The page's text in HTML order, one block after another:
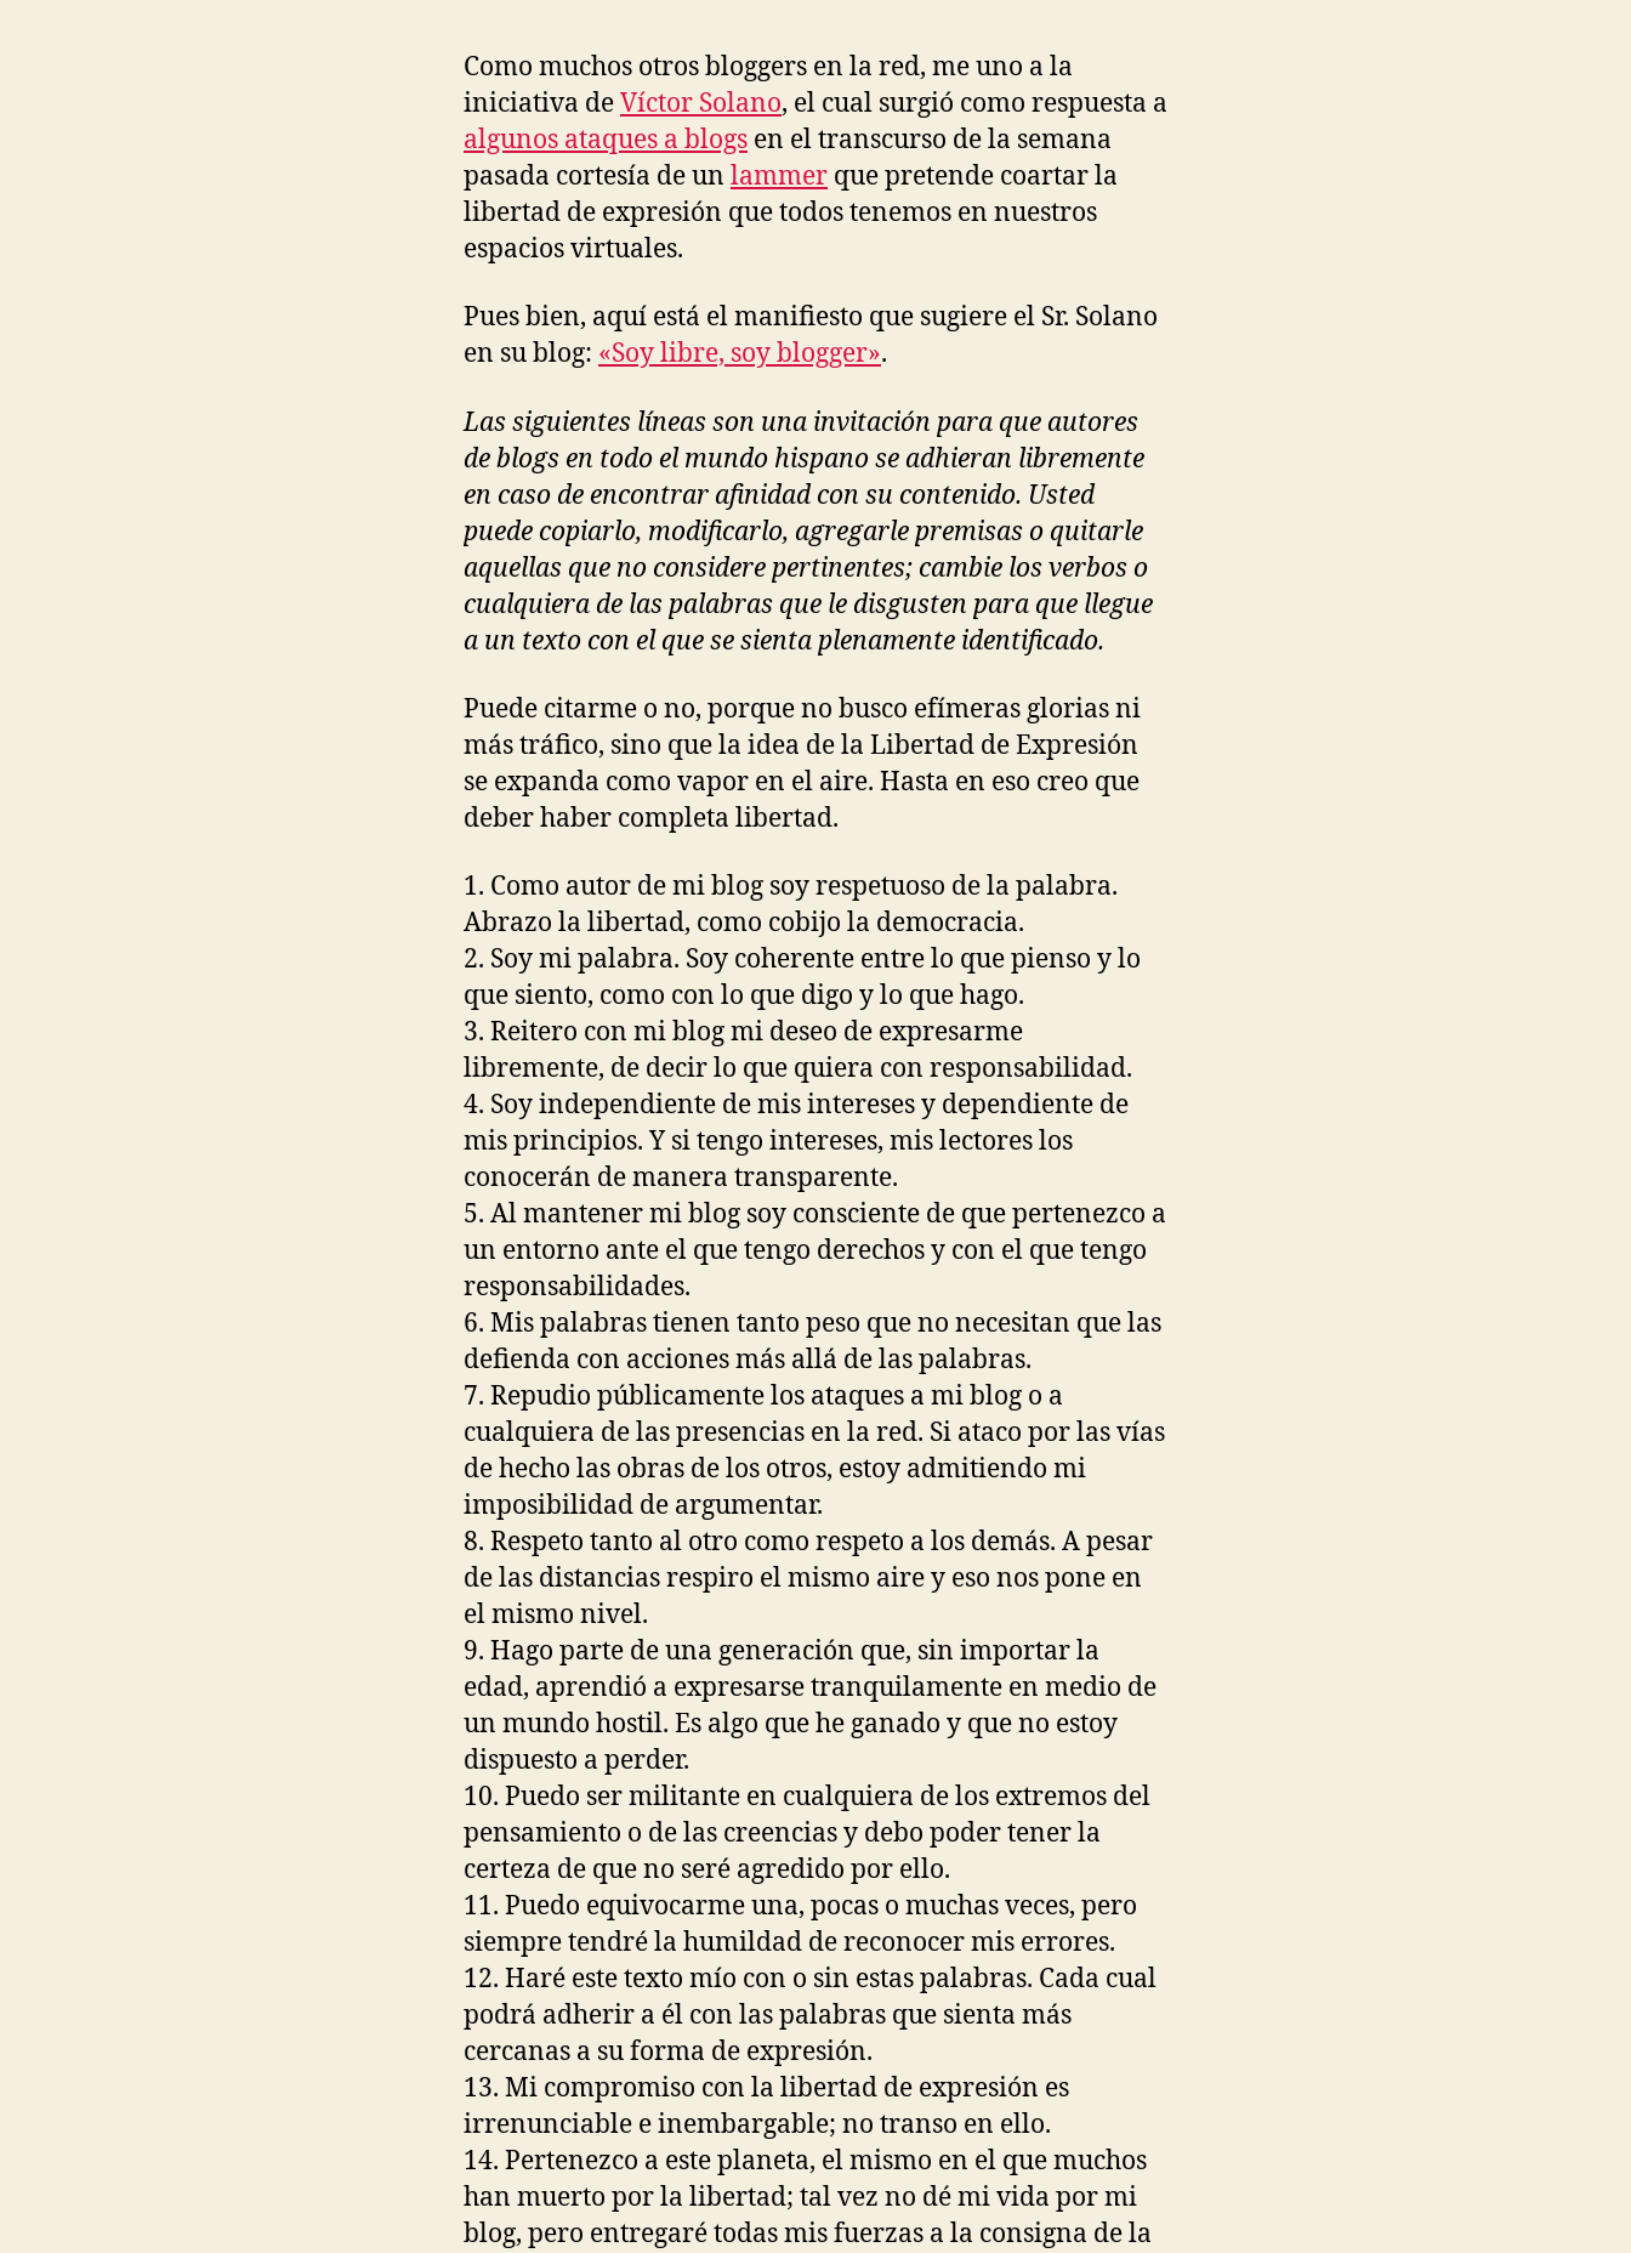
Como muchos otros bloggers en la red, me uno a la
iniciativa deVíctor Solano, el cual surgió como respuesta a
algunos ataques a blogs en el transcurso de la semana
pasada cortesía de un lammer que pretende coartar la
libertad de expresión que todos tenemos en nuestros
espacios virtuales.
Pues bien, aquí está el manifiesto que sugiere el Sr. Solano
en su blog: «Soy libre, soy blogger».
Las siguientes líneas son una invitación para que autores
de blogs en todo el mundo hispano se adhieran libremente
en caso de encontrar afinidad con su contenido. Usted
puede copiarlo, modificarlo, agregarle premisas o quitarle
aquellas que no considere pertinentes; cambie los verbos o
cualquiera de las palabras que le disgusten para que llegue
a un texto con el que se sienta plenamente identificado.
Puede citarme o no, porque no busco efímeras glorias ni
más tráfico, sino que la idea de la Libertad de Expresión
se expanda como vapor en el aire. Hasta en eso creo que
deber haber completa libertad.
1. Como autor de mi blog soy respetuoso de la palabra.
Abrazo la libertad, como cobijo la democracia.
2. Soy mi palabra. Soy coherente entre lo que pienso y lo
que siento, como con lo que digo y lo que hago.
3. Reitero con mi blog mi deseo de expresarme
libremente, de decir lo que quiera con responsabilidad.
4. Soy independiente de mis intereses y dependiente de
mis principios. Y si tengo intereses, mis lectores los
conocerán de manera transparente.
5. Al mantener mi blog soy consciente de que pertenezco a
un entorno ante el que tengo derechos y con el que tengo
responsabilidades.
6. Mis palabras tienen tanto peso que no necesitan que las
defienda con acciones más allá de las palabras.
7. Repudio públicamente los ataques a mi blog o a
cualquiera de las presencias en la red. Si ataco por las vías
de hecho las obras de los otros, estoy admitiendo mi
imposibilidad de argumentar.
8. Respeto tanto al otro como respeto a los demás. A pesar
de las distancias respiro el mismo aire y eso nos pone en
el mismo nivel.
9. Hago parte de una generación que, sin importar la
edad, aprendió a expresarse tranquilamente en medio de
un mundo hostil. Es algo que he ganado y que no estoy
dispuesto a perder.
10. Puedo ser militante en cualquiera de los extremos del
pensamiento o de las creencias y debo poder tener la
certeza de que no seré agredido por ello.
11. Puedo equivocarme una, pocas o muchas veces, pero
siempre tendré la humildad de reconocer mis errores.
12. Haré este texto mío con o sin estas palabras. Cada cual
podrá adherir a él con las palabras que sienta más
cercanas a su forma de expresión.
13. Mi compromiso con la libertad de expresión es
irrenunciable e inembargable; no transo en ello.
14. Pertenezco a este planeta, el mismo en el que muchos
han muerto por la libertad; tal vez no dé mi vida por mi
blog, pero entregaré todas mis fuerzas a la consigna de la